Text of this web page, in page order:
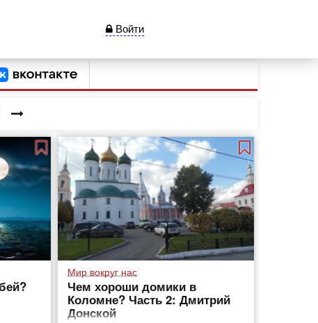
Войти
Мир вокруг нас
Чем хороши домики в
Коломне? Часть 2: Дмитрий
Донской